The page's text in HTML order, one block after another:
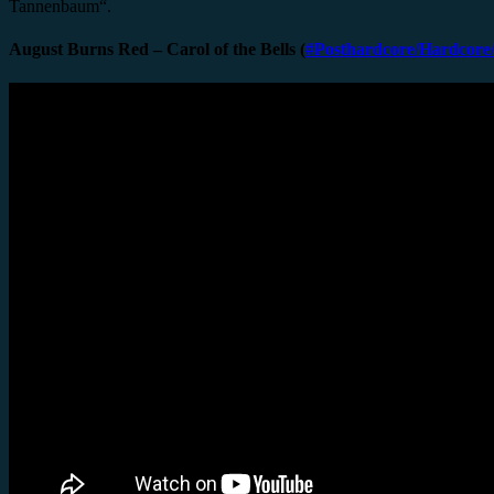
Tannenbaum“.
August Burns Red – Carol of the Bells (#Posthardcore/